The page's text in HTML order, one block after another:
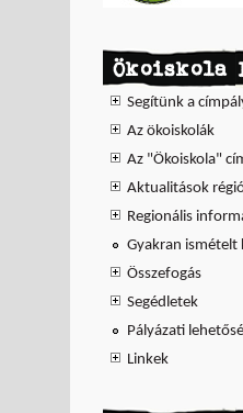
Ökoiskola
Segítünk a
Az ökoiskolák
Az "Ökoiskola"
Aktualitások
Regionális
Gyakran ismételt
Összefogás
Segédletek
Pályázati
Linkek